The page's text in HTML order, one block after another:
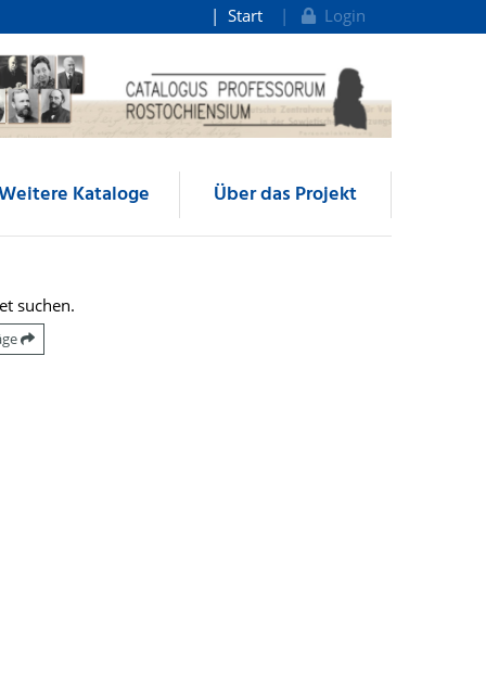
Start Login
Kataloge Über das Projekt
suchen.